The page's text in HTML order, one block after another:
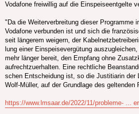
Vodafone freiwillig auf die Einspeiseentgelte
"Da die Wei­ter­ver­brei­tung die­ser Pro­gram­me
Voda­fone ver­bun­den ist und sich die
seit län­ge­rem wei­gern, der
lung einer Ein­spei­se­ver­gü­tung
mehr län­ger bereit, den Emp­fang ohne
auf­recht­zu­er­hal­ten. Eine recht­li­che
schen Ent­schei­dung ist, so die Jus­ti­tia­rin der
Wolf-Müller, auf der Grund­la­ge des gel­ten­den
https://www.lmsaar.de/2022/11/probleme- ...